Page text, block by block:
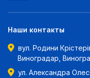
Наши контакты
вул. Родини
Виноградар,
ул. Александра